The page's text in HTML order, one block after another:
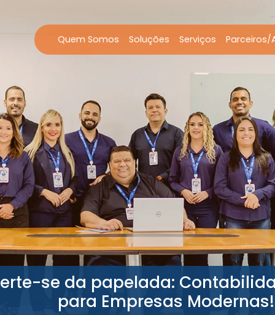
Quem Somos Soluções Serviços Parceiros/
se da papelada:
para Empresas Modernas!